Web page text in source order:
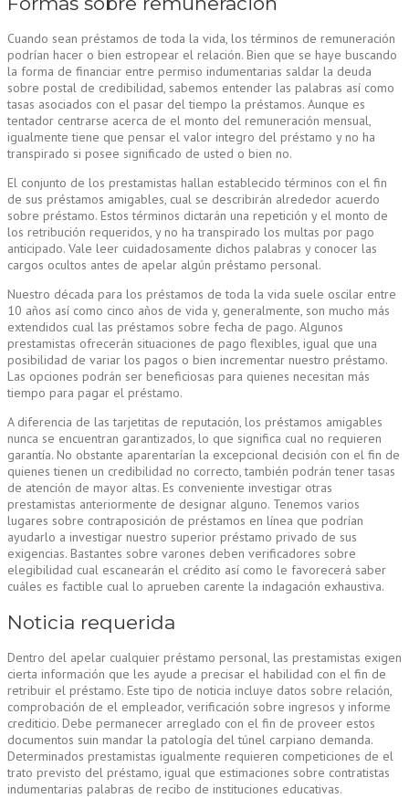
Cuando sean préstamos de toda la vida, los términos de remuneración
podrían hacer o bien estropear el relación. Bien que se haye buscando
la forma de financiar entre permiso indumentarias saldar la deuda
sobre postal de credibilidad, sabemos entender las palabras así­ como
tasas asociados con el pasar del tiempo la préstamos. Aunque es
tentador centrarse acerca de el monto del remuneración mensual,
igualmente tiene que pensar el valor integro del préstamo y no ha
transpirado si posee significado de usted o bien no.
El conjunto de los prestamistas hallan establecido términos con el fin
de sus préstamos amigables, cual se describirán alrededor acuerdo
sobre préstamo. Estos términos dictarán una repetición y el monto de
los retribución requeridos, y no ha transpirado los multas por pago
anticipado. Vale leer cuidadosamente dichos palabras y conocer las
cargos ocultos antes de apelar algún préstamo personal.
Nuestro década para los préstamos de toda la vida suele oscilar entre
10 años así­ como cinco años de vida y, generalmente, son mucho más
extendidos cual las préstamos sobre fecha de pago. Algunos
prestamistas ofrecerán situaciones de pago flexibles, igual que una
posibilidad de variar los pagos o bien incrementar nuestro préstamo.
Las opciones podrán ser beneficiosas para quienes necesitan más
tiempo para pagar el préstamo.
A diferencia de las tarjetitas de reputación, los préstamos amigables
nunca se encuentran garantizados, lo que significa cual no requieren
garantía. No obstante aparentarían la excepcional decisión con el fin de
quienes tienen un credibilidad no correcto, también podrán tener tasas
de atención de mayor altas. Es conveniente investigar otras
prestamistas anteriormente de designar alguno. Tenemos varios
lugares sobre contraposición de préstamos en línea que podrían
ayudarlo a investigar nuestro superior préstamo privado de sus
exigencias. Bastantes sobre varones deben verificadores sobre
elegibilidad cual escanearán el crédito así­ como le favorecerá saber
cuáles es factible cual lo aprueben carente la indagación exhaustiva.
Noticia requerida
Dentro del apelar cualquier préstamo personal, las prestamistas exigen
cierta información que les ayude a precisar el habilidad con el fin de
retribuir el préstamo. Este tipo de noticia incluye datos sobre relación,
comprobación de el empleador, verificación sobre ingresos y informe
crediticio. Debe permanecer arreglado con el fin de proveer estos
documentos suin mandar la patologí­a del túnel carpiano demanda.
Determinados prestamistas igualmente requieren competiciones de el
trato previsto del préstamo, igual que estimaciones sobre contratistas
indumentarias palabras de recibo de instituciones educativas.